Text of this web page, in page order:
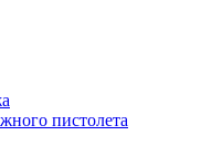
пистолета